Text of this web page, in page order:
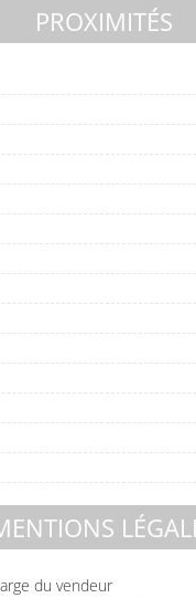
PROXIMITÉS
du vendeur